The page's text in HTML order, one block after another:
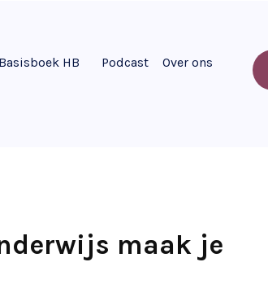
Basisboek HB Podcast Over ons
maak je